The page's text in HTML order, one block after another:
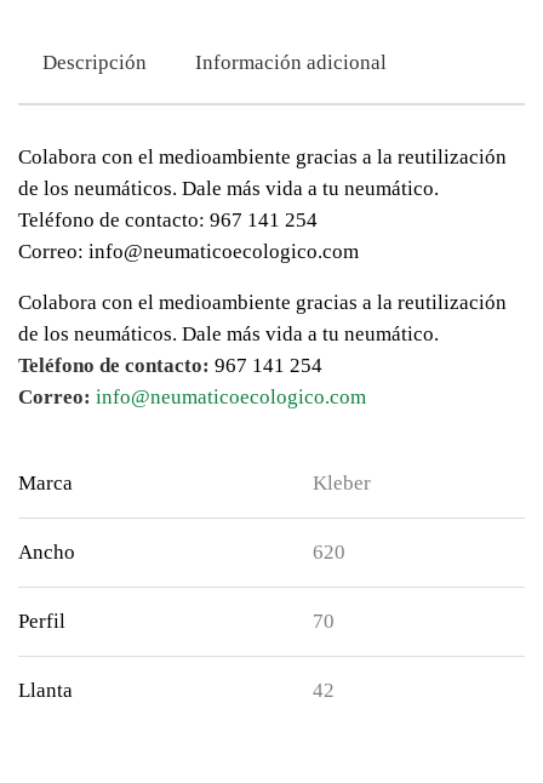
Descripción Información adicional
Colabora con el medioambiente gracias a la reutilización
de los neumáticos. Dale más vida a tu neumático.
Teléfono de contacto: 967 141 254
Correo: info@neumaticoecologico.com
Colabora con el medioambiente gracias a la reutilización
de los neumáticos. Dale más vida a tu neumático.
Teléfono de contacto: 967 141 254
Correo: info@neumaticoecologico.com
Marca Kleber
Ancho 620
Perfil 70
Llanta 42